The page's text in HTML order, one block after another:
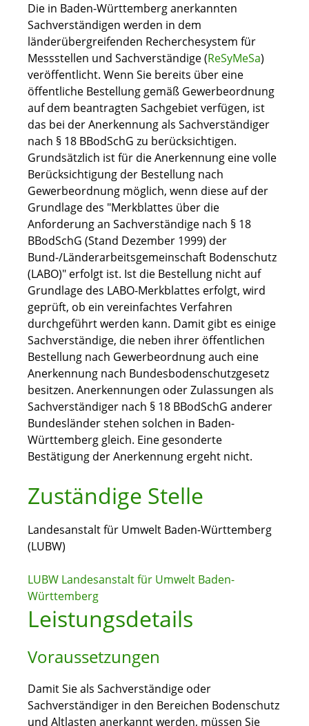
Die in Baden-Württemberg anerkannten
Sachverständigen werden in dem
länderübergreifenden Recherchesystem für
Messstellen und Sachverständige (ReSyMeSa)
veröffentlicht. Wenn Sie bereits über eine
öffentliche Bestellung gemäß Gewerbeordnung
auf dem beantragten Sachgebiet verfügen, ist
das bei der Anerkennung als Sachverständiger
nach § 18 BBodSchG zu berücksichtigen.
Grundsätzlich ist für die Anerkennung eine volle
Berücksichtigung der Bestellung nach
Gewerbeordnung möglich, wenn diese auf der
Grundlage des "Merkblattes über die
Anforderung an Sachverständige nach § 18
BBodSchG (Stand Dezember 1999) der
Bund-/Länderarbeitsgemeinschaft Bodenschutz
(LABO)" erfolgt ist. Ist die Bestellung nicht auf
Grundlage des LABO-Merkblattes erfolgt, wird
geprüft, ob ein vereinfachtes Verfahren
durchgeführt werden kann. Damit gibt es einige
Sachverständige, die neben ihrer öffentlichen
Bestellung nach Gewerbeordnung auch eine
Anerkennung nach Bundesbodenschutzgesetz
besitzen. Anerkennungen oder Zulassungen als
Sachverständiger nach § 18 BBodSchG anderer
Bundesländer stehen solchen in Baden-
Württemberg gleich. Eine gesonderte
Bestätigung der Anerkennung ergeht nicht.
Zuständige Stelle
Landesanstalt für Umwelt Baden-Württemberg
(LUBW)
LUBW Landesanstalt für Umwelt Baden-
Württemberg
Leistungsdetails
Voraussetzungen
Damit Sie als Sachverständige oder
Sachverständiger in den Bereichen Bodenschutz
und Altlasten anerkannt werden, müssen Sie